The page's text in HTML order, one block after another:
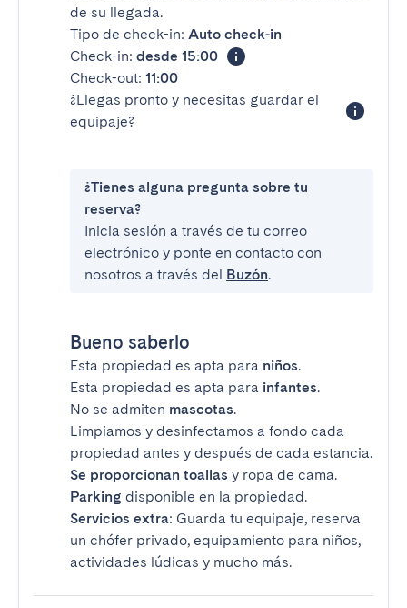
de su llegada.
Tipo de check-in: Auto check-in
Check-in: desde 15:00
Check-out: 11:00
¿Llegas pronto y necesitas guardar el
equipaje?
¿Tienes alguna pregunta sobre tu
reserva?
Inicia sesión a través de tu correo
electrónico y ponte en contacto con
nosotros a través del Buzón.
Bueno saberlo
Esta propiedad es apta para niños.
Esta propiedad es apta para infantes.
No se admiten mascotas.
Limpiamos y desinfectamos a fondo cada
propiedad antes y después de cada estancia.
Se proporcionan toallas y ropa de cama.
Parking disponible en la propiedad.
Servicios extra: Guarda tu equipaje, reserva
un chófer privado, equipamiento para niños,
actividades lúdicas y mucho más.